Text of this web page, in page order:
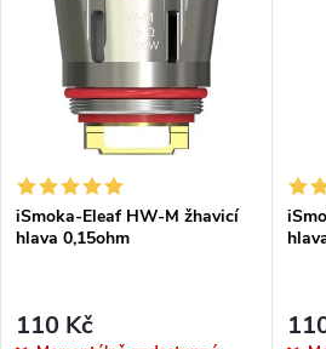
iSmoka-Eleaf HW-M žhavicí
hlava 0,15ohm
110 Kč